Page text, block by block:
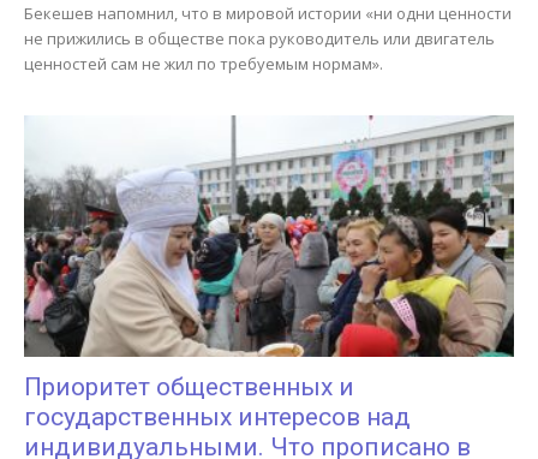
Бекешев напомнил, что в мировой истории «ни одни ценности
не прижились в обществе пока руководитель или двигатель
ценностей сам не жил по требуемым нормам».
Приоритет общественных и
государственных интересов над
индивидуальными. Что прописано в